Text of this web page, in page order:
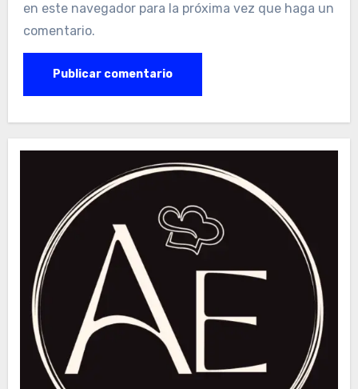
en este navegador para la próxima vez que haga un
comentario.